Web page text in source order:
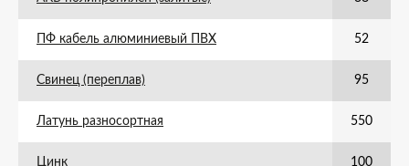
ПФ кабель алюминиевый ПВХ 52
Свинец (переплав) 95
Латунь разносортная 550
Цинк 100